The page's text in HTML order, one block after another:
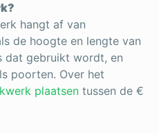
hangt af van
de hoogte en lengte van
dat gebruikt wordt, en
poorten. Over het
plaatsen tussen de €